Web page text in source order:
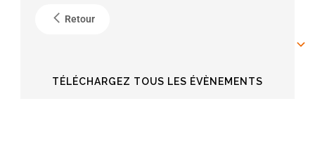
Retour
TÉLÉCHARGEZ TOUS LES ÉVÈNEMENTS